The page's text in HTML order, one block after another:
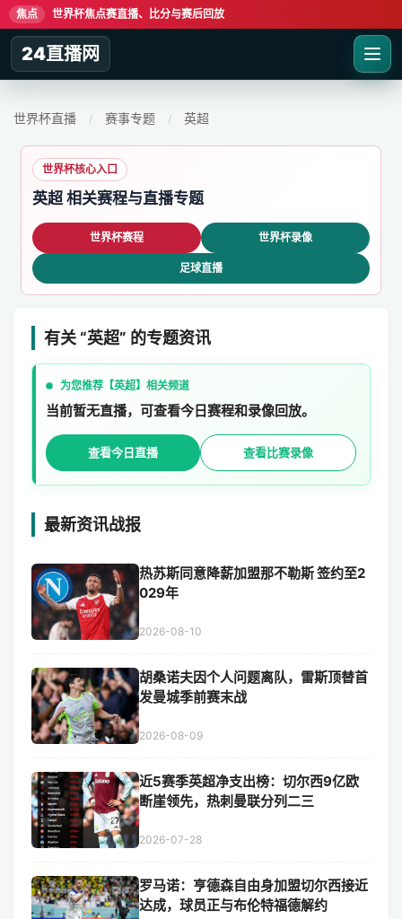
焦点 世界杯焦点赛直播、比分与赛后回放
24直播网
世界杯直播 / 赛事专题 / 英超
世界杯核心入口
英超 相关赛程与直播专题
世界杯赛程 世界杯录像
足球直播
有关 “英超” 的专题资讯
为您推荐【英超】相关频道
当前暂无直播，可查看今日赛程和录像回放。
查看今日直播 查看比赛录像
最新资讯战报
热苏斯同意降薪加盟那不勒斯 签约至2
029年
2026-08-10
胡桑诺夫因个人问题离队，雷斯顶替首
发曼城季前赛末战
2026-08-09
近5赛季英超净支出榜：切尔西9亿欧
断崖领先，热刺曼联分列二三
2026-07-28
罗马诺：亨德森自由身加盟切尔西接近
达成，球员正与布伦特福德解约